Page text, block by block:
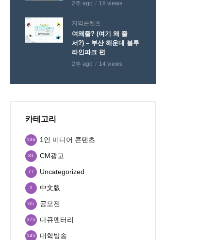
2주 ago 18 views
지역콘텐츠
여왜줄? (여기 왜 줄
서?) – 부산 해운대 블루
라인파크 편
2주 ago 14 views
카테고리
1인 미디어 콘텐츠
136
CM광고
81
Uncategorized
77
中文版
2
공모전
65
다큐멘터리
375
대학방송
145